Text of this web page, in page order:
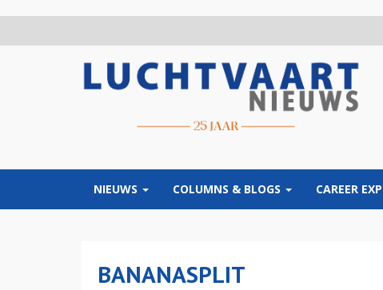
NIEUWS COLUMNS & BLOGS CAREER
BANANASPLIT